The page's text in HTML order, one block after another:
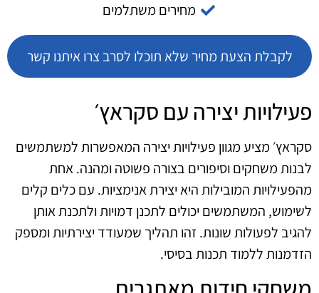
מחירים משתלמים
לקבלת הצעת מחיר שלא תוכלו לסרב צרו איתנו קשר
פעילויות יצירה עם סקראץ׳
סקראץ׳ מציע מגוון פעילויות יצירה המאפשרות למשתמשים
לבנות משחקים וסיפורים בצורה פשוטה ומהנה. אחת
מהפעילויות המובילות היא יצירת אנימציות. עם כלים קלים
לשימוש, המשתמשים יכולים לתכנן דמויות ולתכנת אותן
להגיב לפעולות שונות. זהו תהליך שמעודד יצירתיות ומספק
הזדמנות ללמוד תכנות בסיסי.